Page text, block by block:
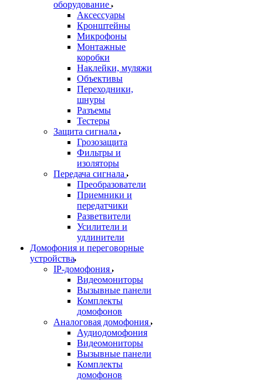
оборудование
Аксессуары
Кронштейны
Микрофоны
Монтажные
коробки
Наклейки, муляжи
Объективы
Переходники,
шнуры
Разъемы
Тестеры
Защита сигнала
Грозозащита
Фильтры и
изоляторы
Передача сигнала
Преобразователи
Приемники и
передатчики
Разветвители
Усилители и
удлинители
Домофония и переговорные
устройства
IP-домофония
Видеомониторы
Вызывные панели
Комплекты
домофонов
Аналоговая домофония
Аудиодомофония
Видеомониторы
Вызывные панели
Комплекты
домофонов